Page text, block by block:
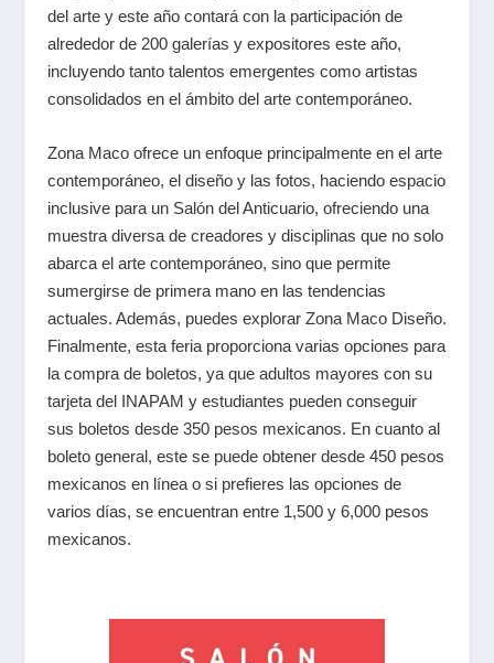
del arte y este año contará con la participación de
alrededor de 200 galerías y expositores este año,
incluyendo tanto talentos emergentes como artistas
consolidados en el ámbito del arte contemporáneo.
Zona Maco ofrece un enfoque principalmente en el arte
contemporáneo, el diseño y las fotos, haciendo espacio
inclusive para un Salón del Anticuario, ofreciendo una
muestra diversa de creadores y disciplinas que no solo
abarca el arte contemporáneo, sino que permite
sumergirse de primera mano en las tendencias
actuales. Además, puedes explorar Zona Maco Diseño.
Finalmente, esta feria proporciona varias opciones para
la compra de boletos, ya que adultos mayores con su
tarjeta del INAPAM y estudiantes pueden conseguir
sus boletos desde 350 pesos mexicanos. En cuanto al
boleto general, este se puede obtener desde 450 pesos
mexicanos en línea o si prefieres las opciones de
varios días, se encuentran entre 1,500 y 6,000 pesos
mexicanos.